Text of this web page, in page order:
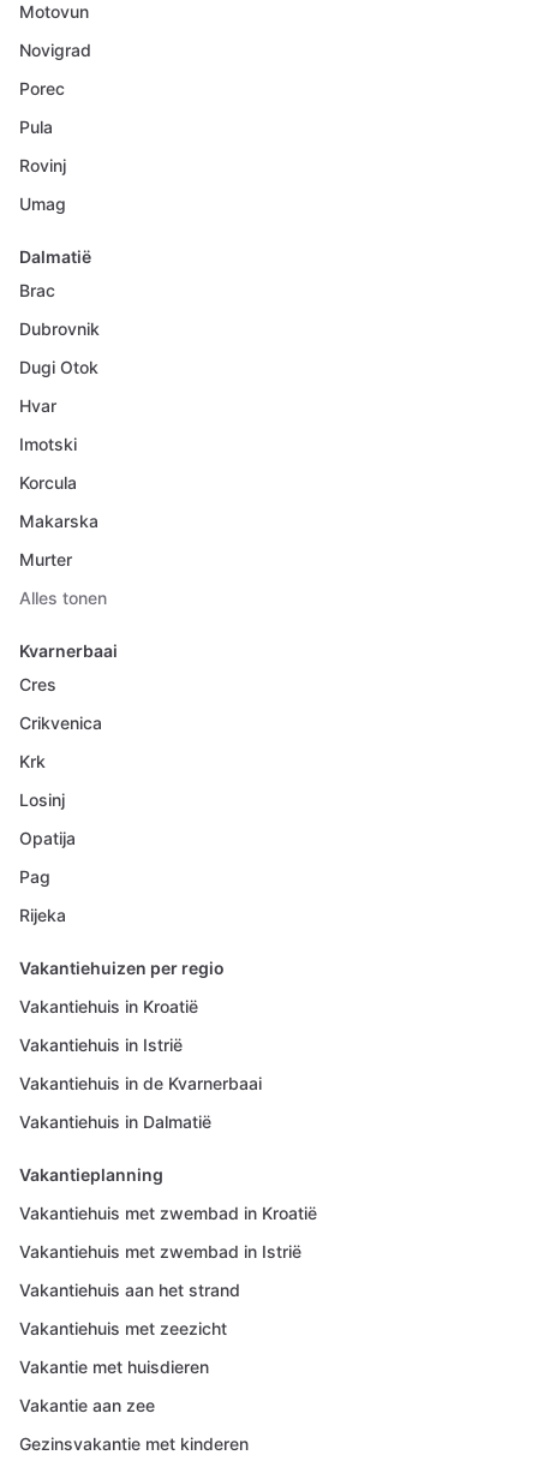
Motovun
Novigrad
Porec
Pula
Rovinj
Umag
Dalmatië
Brac
Dubrovnik
Dugi Otok
Hvar
Imotski
Korcula
Makarska
Murter
Alles tonen
Kvarnerbaai
Cres
Crikvenica
Krk
Losinj
Opatija
Pag
Rijeka
Vakantiehuizen per regio
Vakantiehuis in Kroatië
Vakantiehuis in Istrië
Vakantiehuis in de Kvarnerbaai
Vakantiehuis in Dalmatië
Vakantieplanning
Vakantiehuis met zwembad in Kroatië
Vakantiehuis met zwembad in Istrië
Vakantiehuis aan het strand
Vakantiehuis met zeezicht
Vakantie met huisdieren
Vakantie aan zee
Gezinsvakantie met kinderen